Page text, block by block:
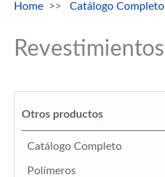
Home Catálogo Completo
Revestimientos
Otros productos
Catálogo Completo
Polímeros